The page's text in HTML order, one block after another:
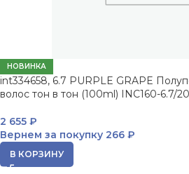
НОВИНКА
int334658, 6.7 PURPLE GRAPE
волос тон в тон (100ml) INC160-6.7/
2 655 ₽
Вернем за покупку 266 ₽
В КОРЗИНУ